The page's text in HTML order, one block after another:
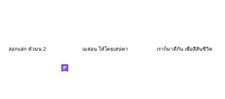
ล่อกแล่ก หัวมน 2 เมล่อน ให้โดยเสน่หา เราก็มาตีกัน เพื่อสีสันชีวิต